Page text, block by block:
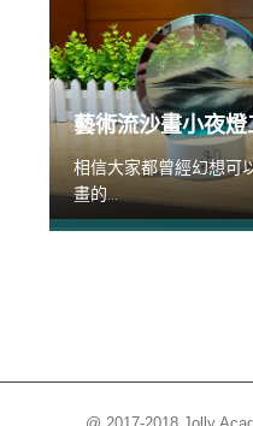
藝術流沙畫小夜燈
相信大家都曾經幻想可
畫的...